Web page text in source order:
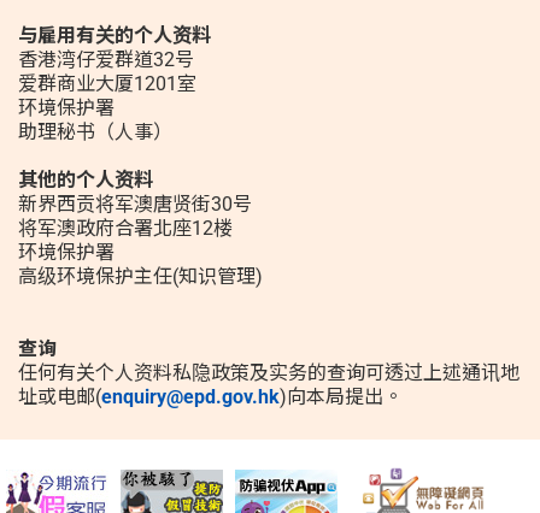
与雇用有关的个人资料
香港湾仔爱群道32号
爱群商业大厦1201室
环境保护署
助理秘书（人事）
其他的个人资料
新界西贡将军澳唐贤街30号
将军澳政府合署北座12楼
环境保护署
高级环境保护主任(知识管理)
查询
任何有关个人资料私隐政策及实务的查询可透过上述通讯地
址或电邮(enquiry@epd.gov.hk)向本局提出。